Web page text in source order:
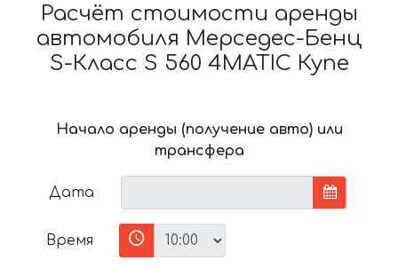
Расчёт стоимости аренды
автомобиля Мерседес-Бенц
S-Класс S 560 4MATIC Купе
Начало аренды (получение авто) или
трансфера
Дата
Время